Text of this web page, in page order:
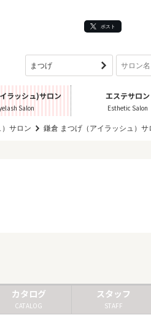
ポスト
ラッシュ)サロン
Salon
エステサロン
Esthetic Salon
サロン 鎌倉 まつげ（アイラッシュ）サ
カタログ
CATALOG
スタッフ
STAFF